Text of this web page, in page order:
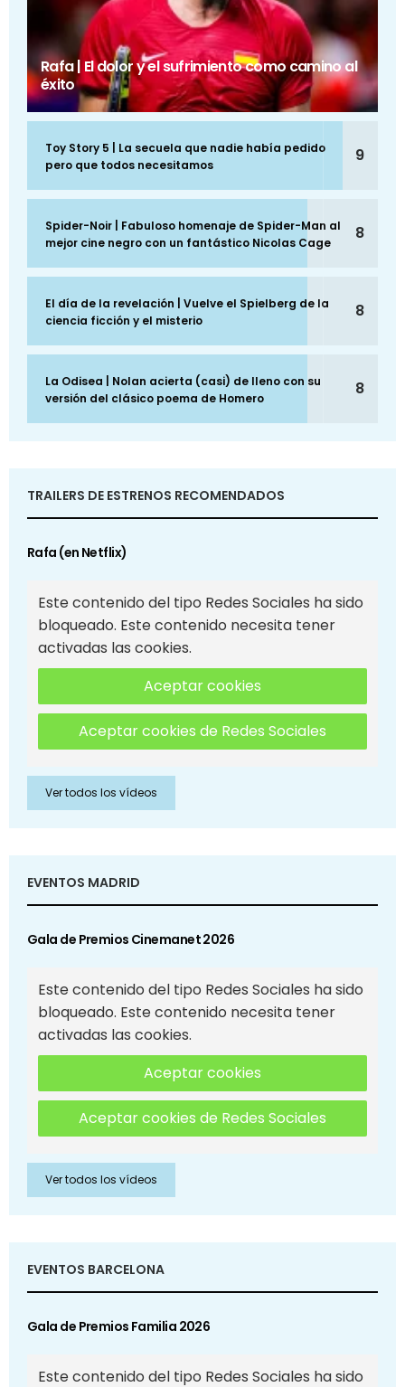
Rafa | El dolor y el sufrimiento como camino al
éxito
Toy Story 5 | La secuela que nadie había pedido
pero que todos necesitamos
9
Spider-Noir | Fabuloso homenaje de Spider-Man al
mejor cine negro con un fantástico Nicolas Cage
8
El día de la revelación | Vuelve el Spielberg de la
ciencia ficción y el misterio
8
La Odisea | Nolan acierta (casi) de lleno con su
versión del clásico poema de Homero
8
TRAILERS DE ESTRENOS RECOMENDADOS
Rafa (en Netflix)
Este contenido del tipo Redes Sociales ha sido
bloqueado. Este contenido necesita tener
activadas las cookies.
Aceptar cookies
Aceptar cookies de Redes Sociales
Ver todos los vídeos
EVENTOS MADRID
Gala de Premios Cinemanet 2026
Este contenido del tipo Redes Sociales ha sido
bloqueado. Este contenido necesita tener
activadas las cookies.
Aceptar cookies
Aceptar cookies de Redes Sociales
Ver todos los vídeos
EVENTOS BARCELONA
Gala de Premios Familia 2026
Este contenido del tipo Redes Sociales ha sido